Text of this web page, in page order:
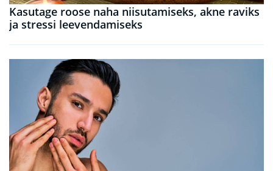
Kasutage roose naha niisutamiseks, akne raviks
ja stressi leevendamiseks